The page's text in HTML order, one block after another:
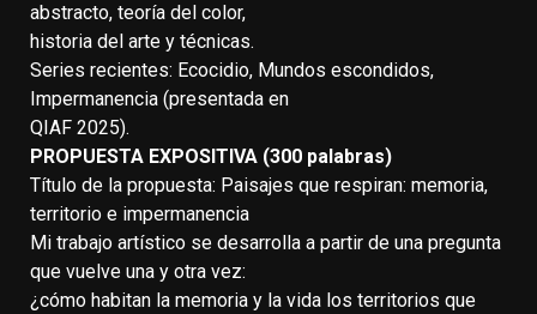
abstracto, teoría del color,
historia del arte y técnicas.
Series recientes: Ecocidio, Mundos escondidos,
Impermanencia (presentada en
QIAF 2025).
PROPUESTA EXPOSITIVA (300 palabras)
Título de la propuesta: Paisajes que respiran: memoria,
territorio e impermanencia
Mi trabajo artístico se desarrolla a partir de una pregunta
que vuelve una y otra vez:
¿cómo habitan la memoria y la vida los territorios que